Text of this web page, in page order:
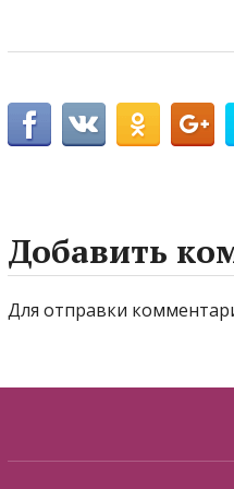
Добавить
Для отправки